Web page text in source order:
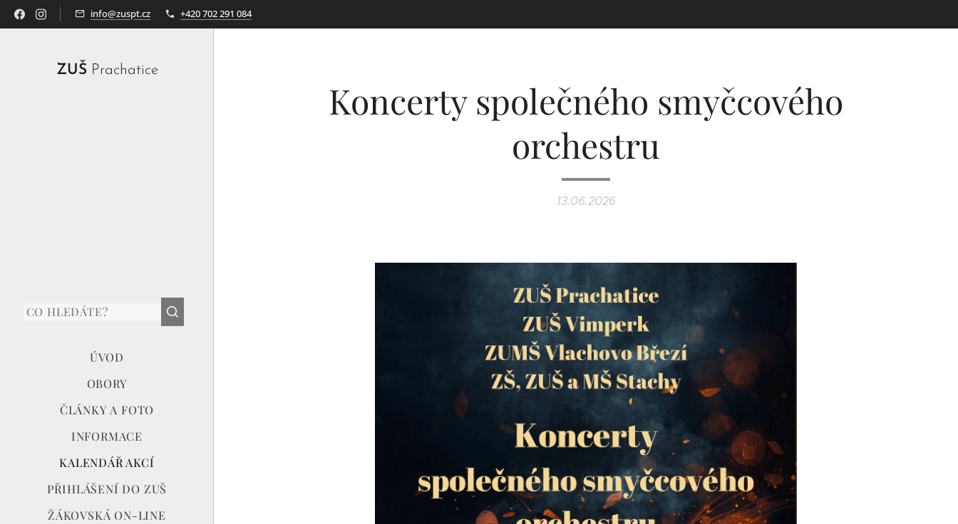
info@zuspt.cz +420 702 291 084
ZUŠ Prachatice
ÚVOD
OBORY
ČLÁNKY A FOTO
INFORMACE
KALENDÁŘ AKCÍ
PŘIHLÁŠENÍ DO ZUŠ
ŽÁKOVSKÁ ON-LINE
Koncerty společného smyčcového
orchestru
13.06.2026